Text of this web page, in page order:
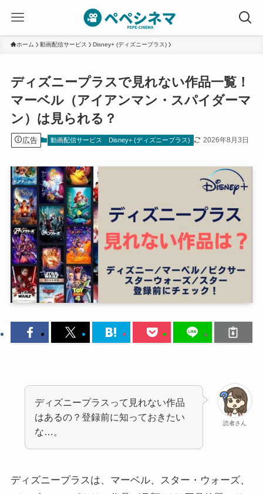
ホーム 動画配信サービス Disney+ (ディズニープラス)
ディズニープラスで見れない作品一覧！
マーベル（アイアンマン・スパイダーマ
ン）は見られる？
広告 動画配信サービス Disney+ (ディズニープラス) 2026年8月3日
読者さん
ディズニープラスって見れない作品
はあるの？登録前に知っておきたい
な…。
ディズニープラスは、マーベル、スター・ウォーズ、